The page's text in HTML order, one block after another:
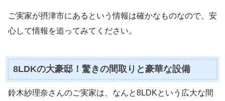
ご実家が摂津市にあるという情報は確かなものなので、安
心して情報を追ってみてください。
8LDKの大豪邸！驚きの間取りと豪華な設備
鈴木紗理奈さんのご実家は、なんと8LDKという広大な間